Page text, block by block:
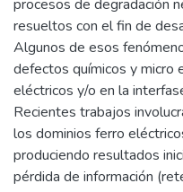
procesos de degradación
resueltos con el fin de
Algunos de esos
defectos químicos y micro
eléctricos y/o en la
Recientes trabajos
los dominios ferro
produciendo resultados
pérdida de información